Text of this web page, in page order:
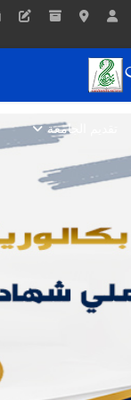
تقديم الجامعة